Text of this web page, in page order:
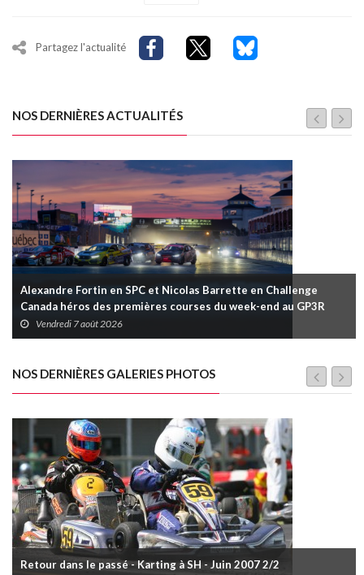
Partagez l'actualité
NOS DERNIÈRES ACTUALITÉS
Alexandre Fortin en SPC et Nicolas Barrette en Challenge
Canada héros des premières courses du week-end au GP3R
Vendredi 7 août 2026
NOS DERNIÈRES GALERIES PHOTOS
Retour dans le passé - Karting à SH - Juin 2007 2/2